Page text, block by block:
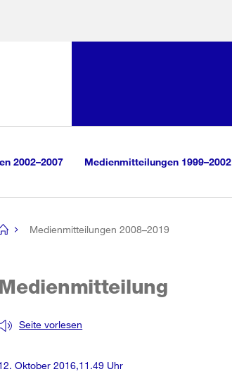
2002–2007 Medienmitteilungen 1999–2002
Medienmitteilungen 2008–2019
Seite vorlesen
Oktober 2016,11.49 Uhr